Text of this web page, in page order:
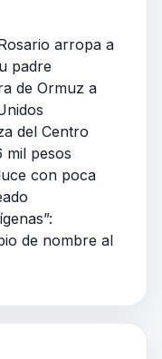
arropa a
padre
de Ormuz a
del Centro
mil pesos
con poca
de nombre al